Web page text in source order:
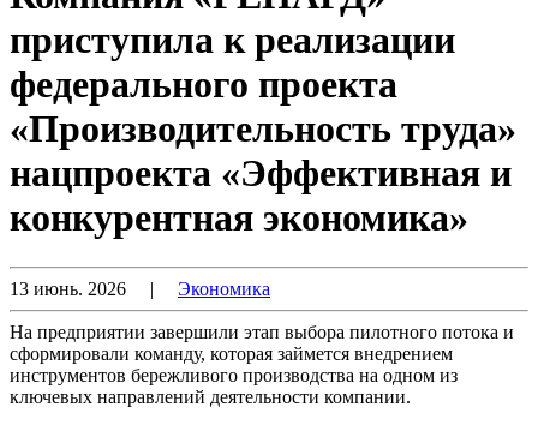
приступила к реализации
федерального проекта
«Производительность труда»
нацпроекта «Эффективная и
конкурентная экономика»
13 июнь. 2026 | Экономика
На предприятии завершили этап выбора пилотного потока и
сформировали команду, которая займется внедрением
инструментов бережливого производства на одном из
ключевых направлений деятельности компании.